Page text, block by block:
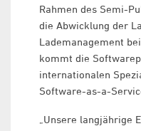
Rahmen des Semi-
die Abwicklung der
Lademanagement
kommt die
internationalen
Software-as-a-
„Unsere langjährige